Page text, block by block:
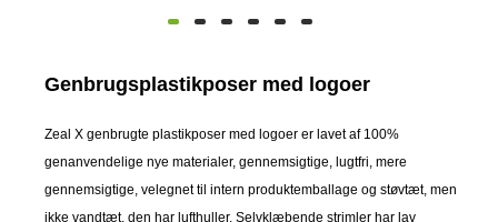
Genbrugsplastikposer med logoer
Zeal X genbrugte plastikposer med logoer er lavet af 100%
genanvendelige nye materialer, gennemsigtige, lugtfri, mere
gennemsigtige, velegnet til intern produktemballage og støvtæt, men
ikke vandtæt, den har lufthuller. Selvklæbende strimler har lav